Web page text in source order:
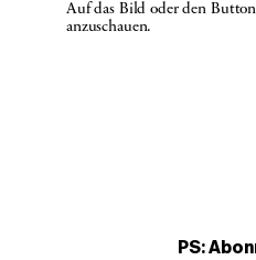
Auf das Bild oder den
anzuschauen.
PS: